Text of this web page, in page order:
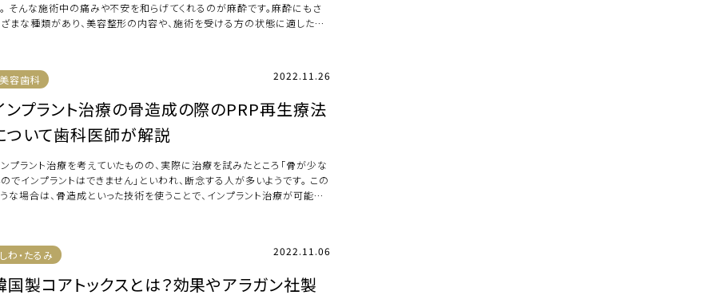
そんな施術中の痛みや不安を和らげてくれるのが麻酔です。麻酔にもさ
まな種類があり、美容整形の内容や、施術を受ける方の状態に適した麻
美容歯科 2022.11.26
ンプラント治療の骨造成の際のPRP再生療法
ついて歯科医師が解説
プラント治療を考えていたものの、実際に治療を試みたところ「骨が少な
でインプラントはできません」といわれ、断念する人が多いようです。 この
な場合は、骨造成といった技術を使うことで、インプラント治療が可能に
しわ・たるみ 2022.11.06
国製コアトックスとは？効果やアラガン社製